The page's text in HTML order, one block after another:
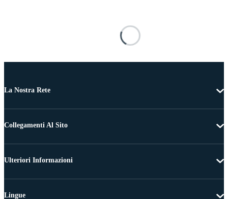
La Nostra Rete
Collegamenti Al Sito
Ulteriori Informazioni
Lingue